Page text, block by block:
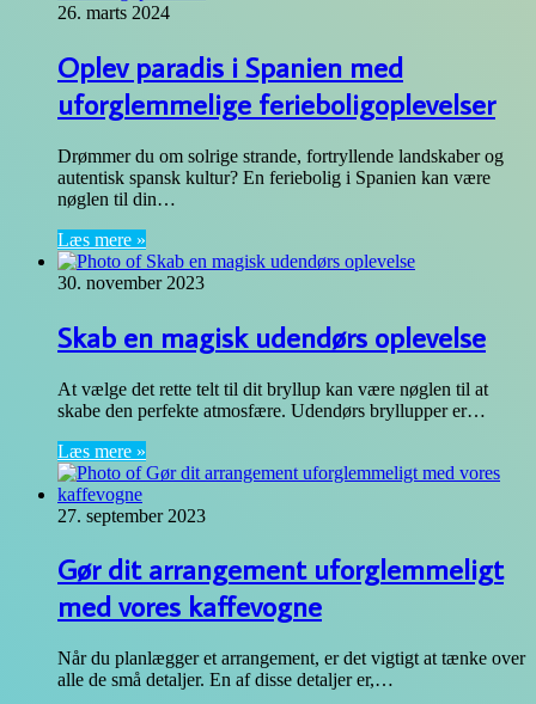
26. marts 2024
Oplev paradis i Spanien med
uforglemmelige ferieboligoplevelser
Drømmer du om solrige strande, fortryllende landskaber og
autentisk spansk kultur? En feriebolig i Spanien kan være
nøglen til din…
Læs mere »
30. november 2023
Skab en magisk udendørs oplevelse
At vælge det rette telt til dit bryllup kan være nøglen til at
skabe den perfekte atmosfære. Udendørs bryllupper er…
Læs mere »
27. september 2023
Gør dit arrangement uforglemmeligt
med vores kaffevogne
Når du planlægger et arrangement, er det vigtigt at tænke over
alle de små detaljer. En af disse detaljer er,…